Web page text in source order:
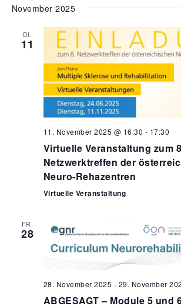
November 2025
DI.
11
11. November 2025 @ 16:30 - 17:30
Virtuelle Veranstaltung zum
Netzwerktreffen der
Neuro-Rehazentren
Virtuelle Veranstaltung
FR.
28
28. November 2025 - 29. November
ABGESAGT – Module 5 und